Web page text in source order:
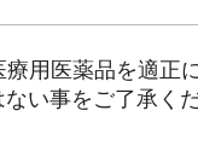
療用医薬品を適正
い事をご了承くだ